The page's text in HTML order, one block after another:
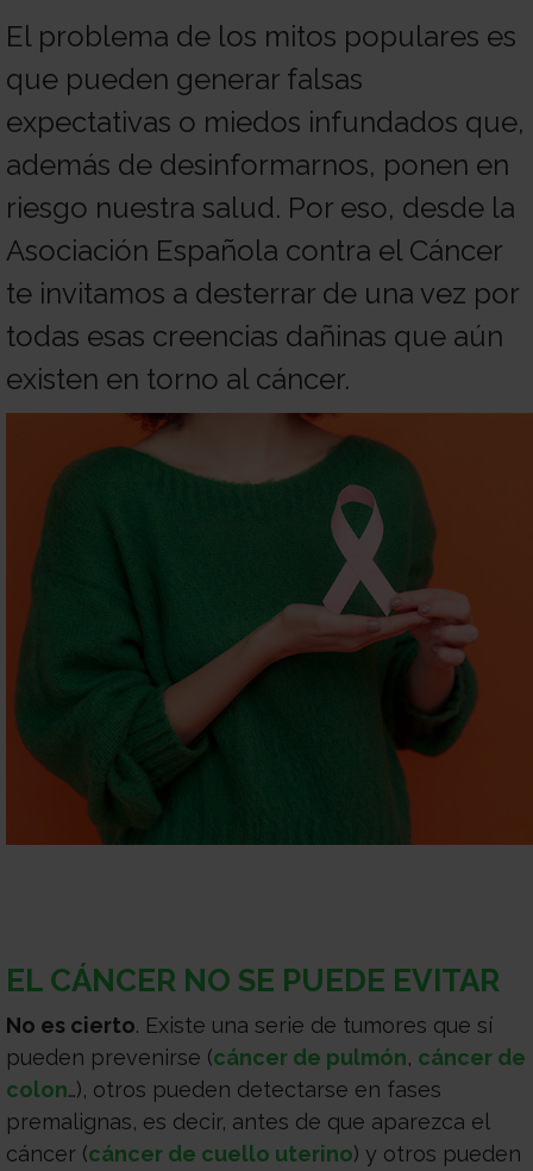
el
cancer
Transparencia
Trabaja
con
Sala
social
Orientación
Médico
Acompañamiento
El problema de los mitos populares es
que pueden generar falsas
expectativas o miedos infundados que,
además de desinformarnos, ponen en
riesgo nuestra salud. Por eso, desde la
Asociación Española contra el Cáncer
te invitamos a desterrar de una vez por
todas esas creencias dañinas que aún
existen en torno al cáncer.
EL CÁNCER NO SE PUEDE EVITAR
No es cierto. Existe una serie de tumores que sí
pueden prevenirse (cáncer de pulmón, cáncer de
colon…), otros pueden detectarse en fases
premalignas, es decir, antes de que aparezca el
cáncer (cáncer de cuello uterino) y otros pueden